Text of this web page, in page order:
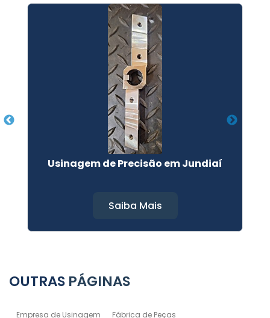
Usinagem de Precisão em Jundiaí
Saiba Mais
OUTRAS PÁGINAS
Empresa de Usinagem
Fábrica de Peças